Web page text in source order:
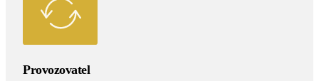
Provozovatel